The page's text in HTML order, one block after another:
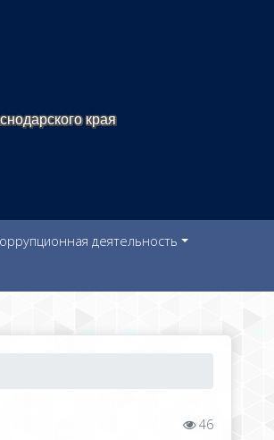
края
деятельность
46